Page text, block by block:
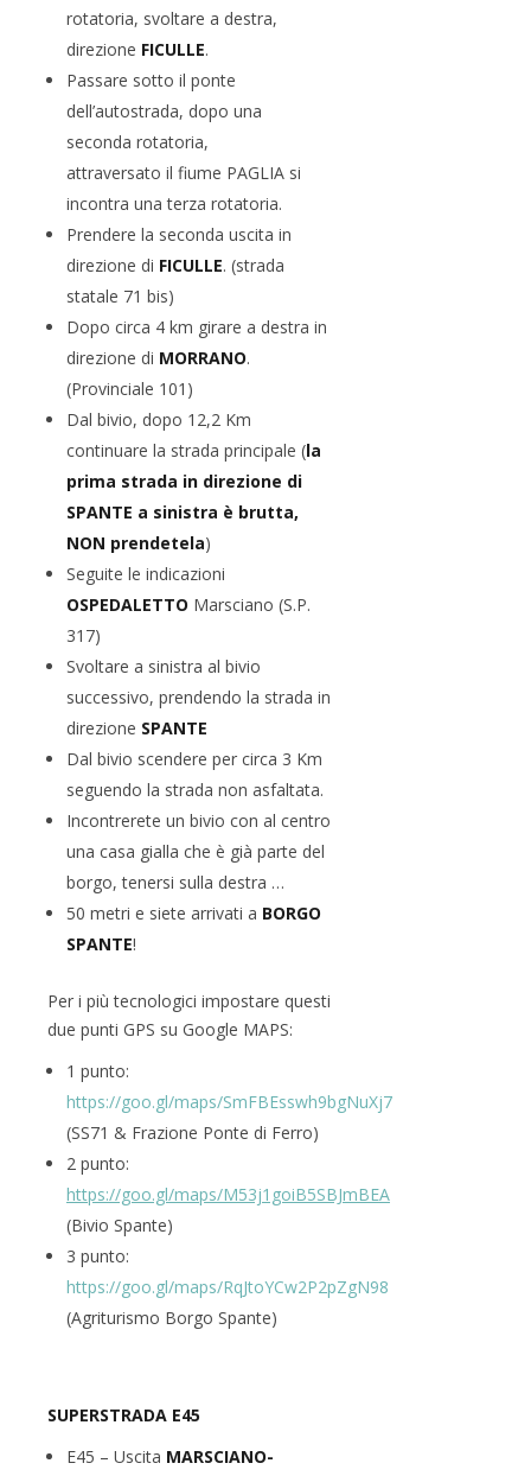
rotatoria, svoltare a destra,
direzione FICULLE.
Passare sotto il ponte
dell’autostrada, dopo una
seconda rotatoria,
attraversato il fiume PAGLIA si
incontra una terza rotatoria.
Prendere la seconda uscita in
direzione di FICULLE. (strada
statale 71 bis)
Dopo circa 4 km girare a destra in
direzione di MORRANO.
(Provinciale 101)
Dal bivio, dopo 12,2 Km
continuare la strada principale (la
prima strada in direzione di
SPANTE a sinistra è brutta,
NON prendetela)
Seguite le indicazioni
OSPEDALETTO Marsciano (S.P.
317)
Svoltare a sinistra al bivio
successivo, prendendo la strada in
direzione SPANTE
Dal bivio scendere per circa 3 Km
seguendo la strada non asfaltata.
Incontrerete un bivio con al centro
una casa gialla che è già parte del
borgo, tenersi sulla destra …
50 metri e siete arrivati a BORGO
SPANTE!
Per i più tecnologici impostare questi
due punti GPS su Google MAPS:
1 punto:
https://goo.gl/maps/SmFBEsswh9bgNuXj7
(SS71 & Frazione Ponte di Ferro)
2 punto:
https://goo.gl/maps/M53j1goiB5SBJmBEA
(Bivio Spante)
3 punto:
https://goo.gl/maps/RqJtoYCw2P2pZgN98
(Agriturismo Borgo Spante)
SUPERSTRADA E45
E45 – Uscita MARSCIANO-